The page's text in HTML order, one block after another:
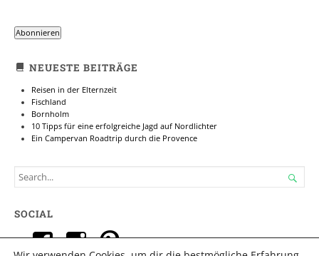
Abonnieren
NEUESTE BEITRÄGE
Reisen in der Elternzeit
Fischland
Bornholm
10 Tipps für eine erfolgreiche Jagd auf Nordlichter
Ein Campervan Roadtrip durch die Provence
SEARCH
FOR...

SOCIAL
ProfilProfilProfil